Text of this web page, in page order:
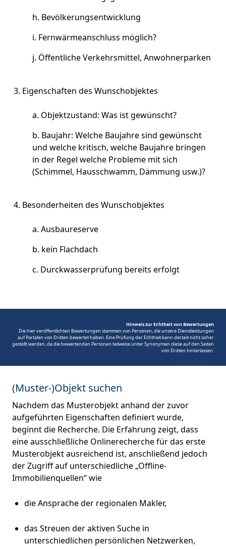
Bevölkerungsentwicklung
Fernwärmeanschluss möglich?
Öffentliche Verkehrsmittel, Anwohnerparken
Eigenschaften des Wunschobjektes
Objektzustand: Was ist gewünscht?
Baujahr: Welche Baujahre sind gewünscht
und welche kritisch, welche Baujahre bringen
in der Regel welche Probleme mit sich
(Schimmel, Hausschwamm, Dämmung usw.)?
Besonderheiten des Wunschobjektes
Ausbaureserve
kein Flachdach
Durckwasserprüfung bereits erfolgt
Hinweis zur Echtheit von Bewertungen
Die hier veröffentlichten Bewertungen stammen von Personen, die unsere Dienstleistungen
auf Portalen von Dritten bewertet haben. Eine Prüfung der Echtheit kann derzeit nicht sicher
gestellt werden, da die bewertenden Personen teilweise unter Synonymen diese auf den Seiten
von Dritten hinterlassen.
(Muster-)Objekt suchen
Nachdem das Musterobjekt anhand der zuvor
aufgeführten Eigenschaften definiert wurde,
beginnt die Recherche. Die Erfahrung zeigt, dass
eine ausschließliche Onlinerecherche für das erste
Musterobjekt ausreichend ist, anschließend jedoch
der Zugriff auf unterschiedliche „Offline-
Immobilienquellen“ wie
die Ansprache der regionalen Makler,
das Streuen der aktiven Suche in
unterschiedlichen persönlichen Netzwerken,